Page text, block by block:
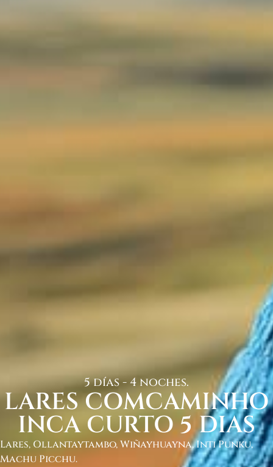
5 días - 4 noches.
LARES COMCAMINHO
INCA CURTO 5 DIAS
Lares, Ollantaytambo, Wiñayhuayna, Inti Punku,
Machu Picchu.